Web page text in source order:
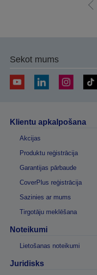
Iet
Sekot mums
Klientu apkalpošana
Akcijas
Produktu reģistrācija
Garantijas pārbaude
CoverPlus reģistrācija
Sazinies ar mums
Tirgotāju meklēšana
Noteikumi
Lietošanas noteikumi
Juridisks